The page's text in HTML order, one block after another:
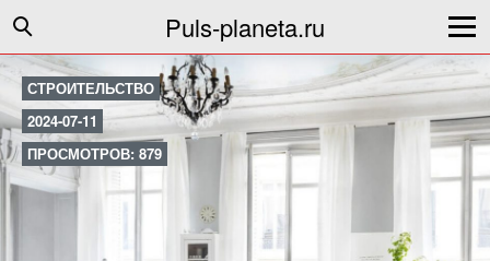
Puls-planeta.ru
СТРОИТЕЛЬСТВО
2024-07-11
ПРОСМОТРОВ: 879